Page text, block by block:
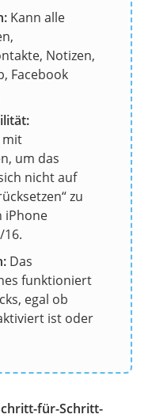
Kann alle
Notizen,
Facebook
mit
um das
nicht auf
zu
iPhone
Das
funktioniert
egal ob
ist oder
für-Schritt-